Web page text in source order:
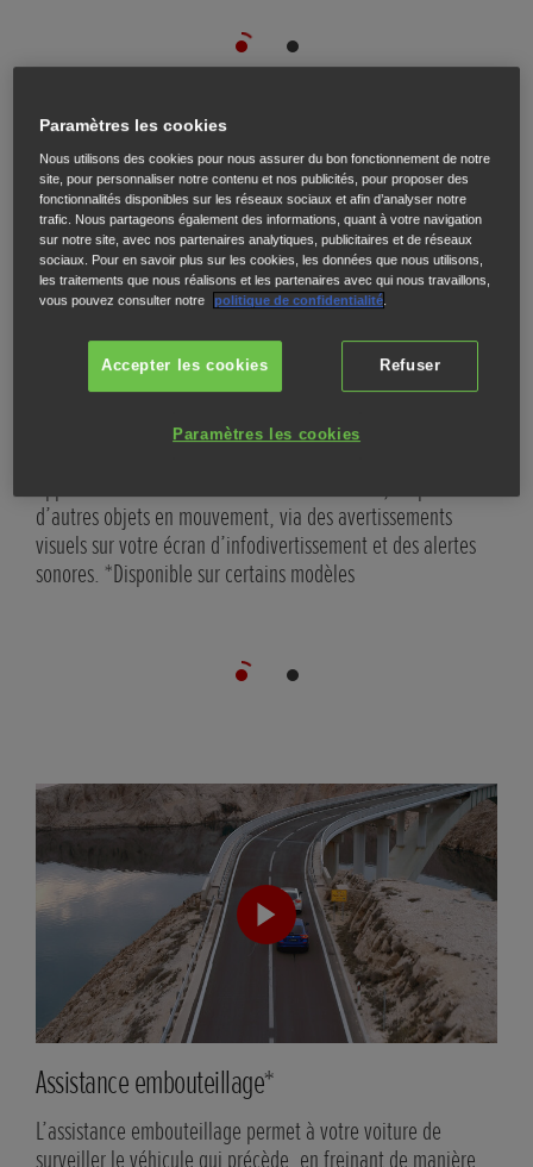
Moniteur de véhicule en approche*
Lorsque vous sortez d’une allée, d’un parking ou d’un
approche vous avertit de l’arrivée de voitures, de piétons et
d’autres objets en mouvement, via des avertissements
visuels sur votre écran d’infodivertissement et des alertes
sonores. *Disponible sur certains modèles
Assistance embouteillage*
L’assistance embouteillage permet à votre voiture de
surveiller le véhicule qui précède, en freinant de manière
Paramètres les cookies
Nous utilisons des cookies pour nous assurer du bon fonctionnement de notre
site, pour personnaliser notre contenu et nos publicités, pour proposer des
fonctionnalités disponibles sur les réseaux sociaux et afin d’analyser notre
trafic. Nous partageons également des informations, quant à votre navigation
sur notre site, avec nos partenaires analytiques, publicitaires et de réseaux
sociaux. Pour en savoir plus sur les cookies, les données que nous utilisons,
les traitements que nous réalisons et les partenaires avec qui nous travaillons,
vous pouvez consulter notre
politique de confidentialité
Refuser
Accepter les cookies
Paramètres les cookies